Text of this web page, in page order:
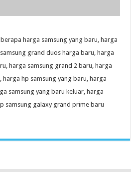
harga samsung yang baru, harga
grand duos harga baru, harga
harga samsung grand 2 baru, harga
harga hp samsung yang baru, harga
samsung yang baru keluar, harga
samsung galaxy grand prime baru